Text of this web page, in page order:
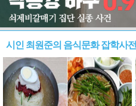
시인 최원준의 음식문화 잡학사전